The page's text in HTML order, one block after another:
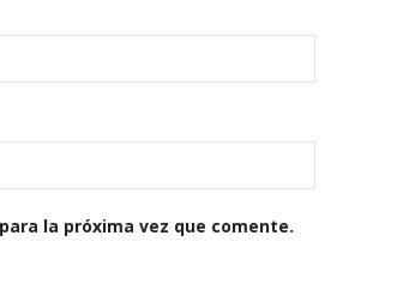
la próxima vez que comente.